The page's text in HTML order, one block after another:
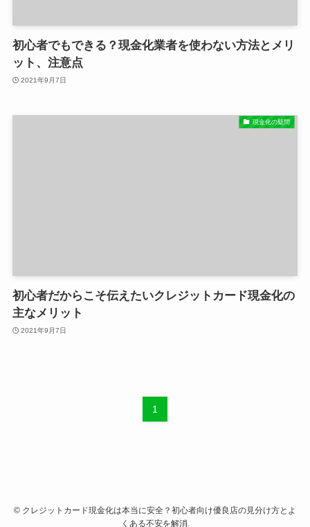
初心者でもできる？現金化業者を使わない方法とメリ
ット、注意点
2021年9月7日
現金化の疑問
初心者だからこそ伝えたいクレジットカード現金化の
主なメリット
2021年9月7日
1
© クレジットカード現金化は本当に安全？初心者向け優良店の見分け方とよ
くある不安を解消.